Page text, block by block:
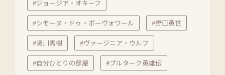
#ジョージア・オキーフ
#シモーヌ・ドゥ・ボーヴォワール #野口英世
#湯川秀樹 #ヴァージニア・ウルフ
#自分ひとりの部屋 #プルターク英雄伝